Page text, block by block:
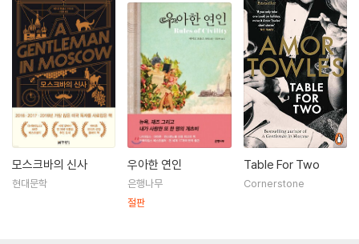
건한 믿음, 이야기꾼의 기발한 상상력은 다시 한번 독자들의 마음을 사로
잡으면서 출간 즉시 [뉴욕 타임스] 베스트셀러 1위에 올랐다.
모스크바의 신사
현대문학
우아한 연인
은행나무
절판
Table For Two
Cornerstone